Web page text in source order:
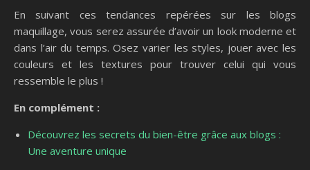
En suivant ces tendances repérées sur les blogs
maquillage, vous serez assurée d’avoir un look moderne et
dans l’air du temps. Osez varier les styles, jouer avec les
couleurs et les textures pour trouver celui qui vous
ressemble le plus !
En complément :
Découvrez les secrets du bien-être grâce aux blogs :
Une aventure unique